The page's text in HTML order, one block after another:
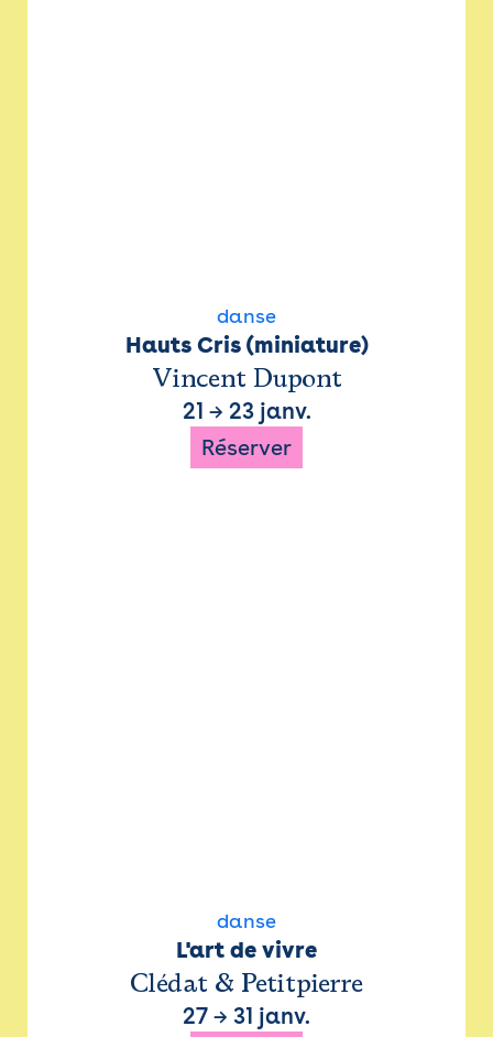
danse
Hauts Cris (miniature)
Vincent Dupont
21 → 23 janv.
Réserver
danse
L'art de vivre
Clédat & Petitpierre
27 → 31 janv.